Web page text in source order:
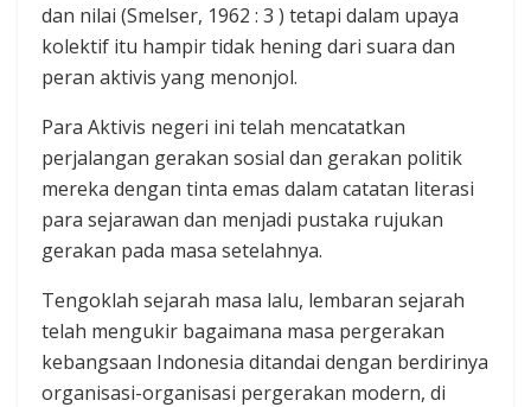
dan nilai (Smelser, 1962 : 3 ) tetapi dalam upaya
kolektif itu hampir tidak hening dari suara dan
peran aktivis yang menonjol.
Para Aktivis negeri ini telah mencatatkan
perjalangan gerakan sosial dan gerakan politik
mereka dengan tinta emas dalam catatan literasi
para sejarawan dan menjadi pustaka rujukan
gerakan pada masa setelahnya.
Tengoklah sejarah masa lalu, lembaran sejarah
telah mengukir bagaimana masa pergerakan
kebangsaan Indonesia ditandai dengan berdirinya
organisasi-organisasi pergerakan modern, di